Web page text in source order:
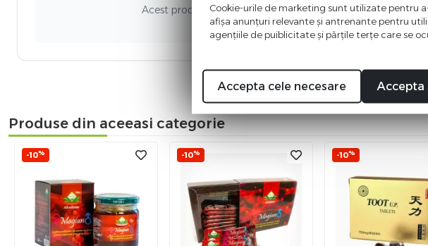
Acest produs nu a adunat recenzii. Fii primul care scrie ceva
Produse din aceeasi categorie
-10% -10% -10%
Cookie-urile de marketing sunt utilizate pentru
afişa anunţuri relevante şi antrenante pentru
agenţiile de puiblicitate şi părţile terţe care se
Accepta cele necesare Accepta